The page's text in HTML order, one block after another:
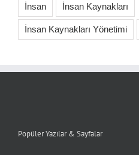
İnsan İnsan Kaynakları
İnsan Kaynakları Yönetimi
Popüler Yazılar & Sayfalar